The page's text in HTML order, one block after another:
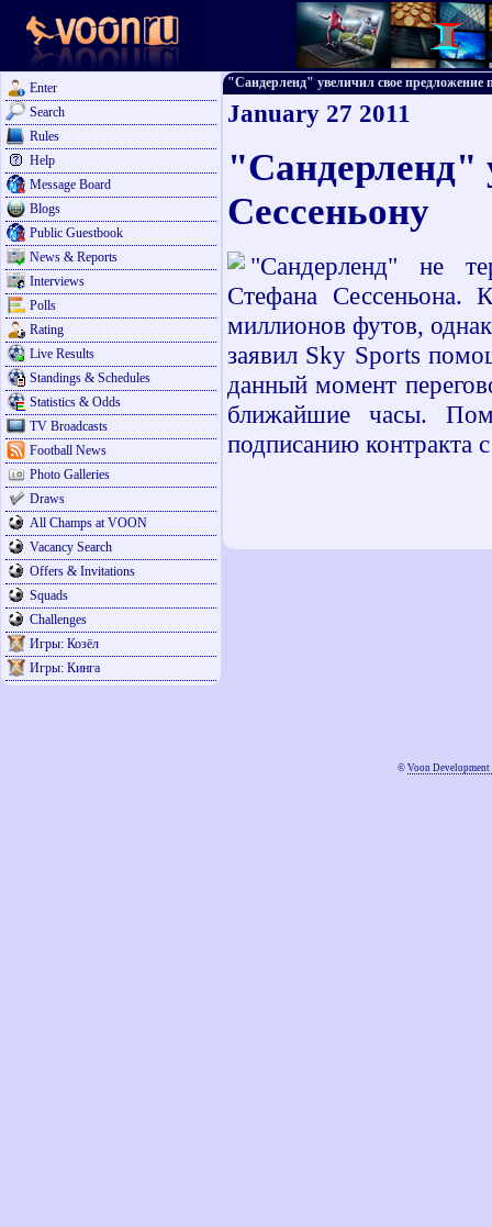
Enter
Search
Rules
Help
Message Board
Blogs
Public Guestbook
News & Reports
Interviews
Polls
Rating
Live Results
Standings & Schedules
Statistics & Odds
TV Broadcasts
Football News
Photo Galleries
Draws
All Champs at VOON
Vacancy Search
Offers & Invitations
Squads
Challenges
Игры: Козёл
Игры: Кинга
"Сандерленд" увеличил свое предложение
January 27 2011
"Сандерленд"
Сессеньону
"Сандерленд" не
Стефана
миллионов футов,
заявил Sky Sports
данный момент
ближайшие часы.
подписанию контракта
© Voon Development